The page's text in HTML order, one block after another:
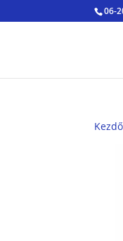
06-